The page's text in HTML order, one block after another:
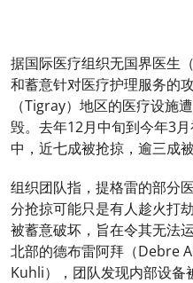
据国际医疗组织无国界医生
和蓄意针对医疗护理服务的
（Tigray）地区的医疗设施
毁。去年12月中旬到今年3
中，近七成被抢掠，逾三成
组织团队指，提格雷的部分
分抢掠可能只是有人趁火打
被蓄意破坏，旨在令其无法
北部的德布雷阿拜（Debre
Kuhli），团队发现内部设备